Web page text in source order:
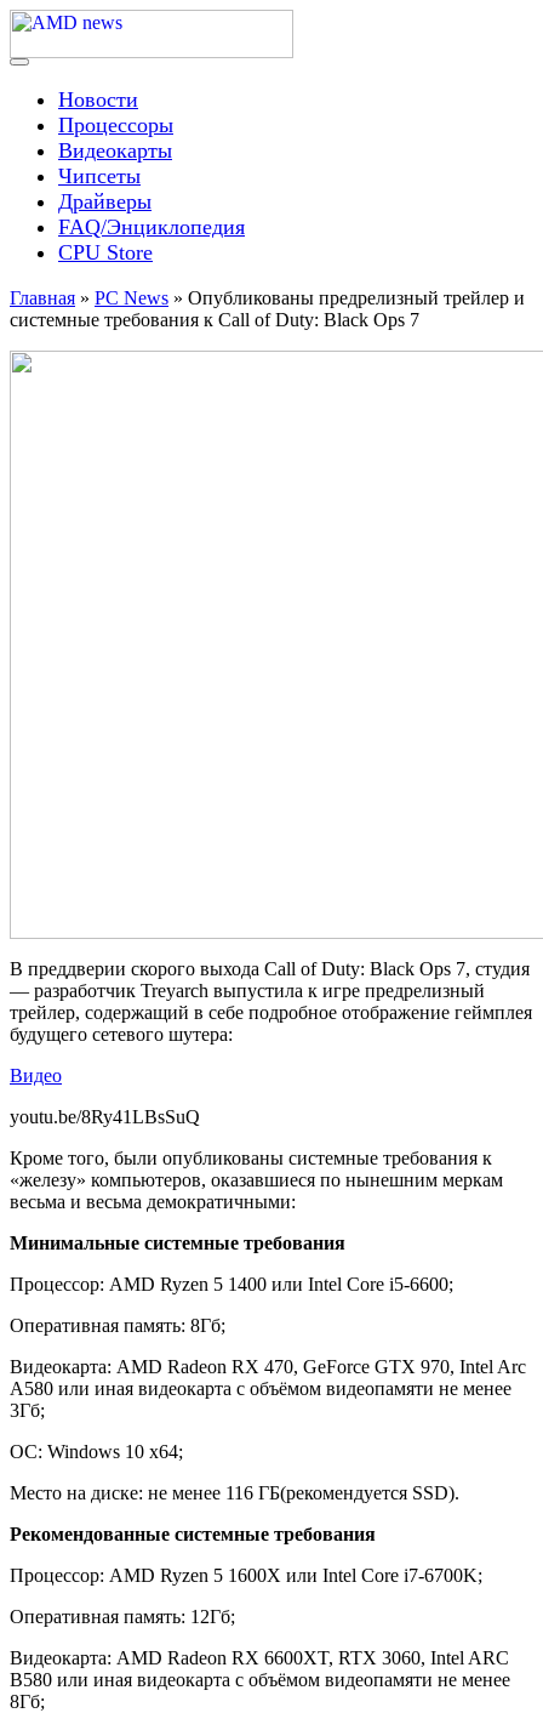
Skip
content
AMD news
Menu
Новости
Процессоры
Видеокарты
Чипсеты
Драйверы
FAQ/Энциклопедия
CPU Store
Главная » PC News » Опубликованы предрелизный трейлер и
системные требования к Call of Duty: Black Ops 7
В преддверии скорого выхода Call of Duty: Black Ops 7, студия
— разработчик Treyarch выпустила к игре предрелизный
трейлер, содержащий в себе подробное отображение геймплея
будущего сетевого шутера:
Видео
youtu.be/8Ry41LBsSuQ
Кроме того, были опубликованы системные требования к
«железу» компьютеров, оказавшиеся по нынешним меркам
весьма и весьма демократичными:
Минимальные системные требования
Процессор: AMD Ryzen 5 1400 или Intel Core i5-6600;
Оперативная память: 8Гб;
Видеокарта: AMD Radeon RX 470, GeForce GTX 970, Intel Arc
A580 или иная видеокарта с объёмом видеопамяти не менее
3Гб;
ОС: Windows 10 x64;
Место на диске: не менее 116 ГБ(рекомендуется SSD).
Рекомендованные системные требования
Процессор: AMD Ryzen 5 1600X или Intel Core i7-6700K;
Оперативная память: 12Гб;
Видеокарта: AMD Radeon RX 6600XT, RTX 3060, Intel ARC
B580 или иная видеокарта с объёмом видеопамяти не менее
8Гб;